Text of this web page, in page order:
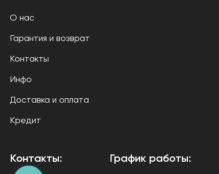
О нас
Гарантия и возврат
Контакты
Инфо
Доставка и оплата
Кредит
Контакты: График работы: